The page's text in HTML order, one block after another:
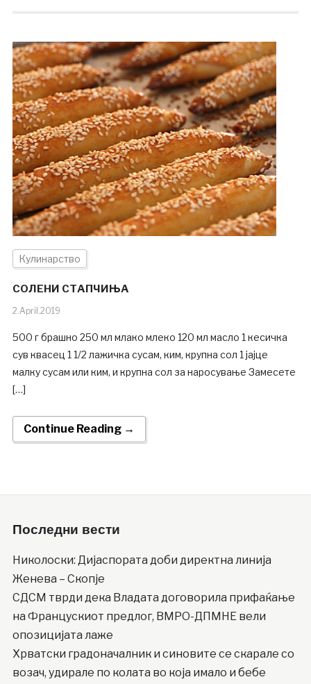
Кулинарство
СОЛЕНИ СТАПЧИЊА
2.April.2019
500 г брашно 250 мл млако млеко 120 мл масло 1 кесичка
сув квасец 1 1/2 лажичка сусам, ким, крупна сол 1 јајце
малку сусам или ким, и крупна сол за наросување Замесете
[…]
Continue Reading →
Последни вести
Николоски: Дијаспората доби директна линија
Женева – Скопје
СДСМ тврди дека Владата договорила прифаќање
на Францускиот предлог, ВМРО-ДПМНЕ вели
опозицијата лаже
Хрватски градоначалник и синовите се скарале со
возач, удирале по колата во која имало и бебе